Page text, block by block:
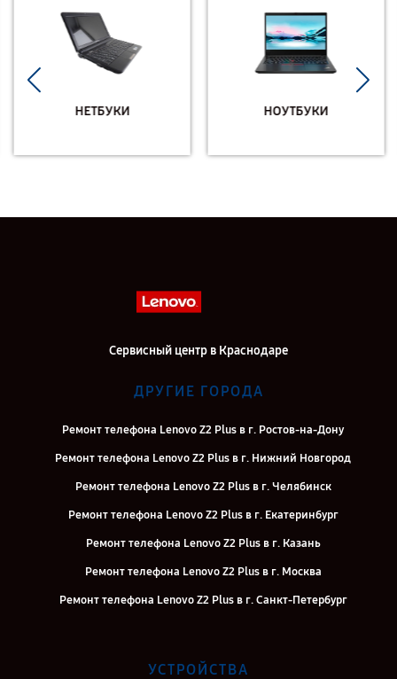
НЕТБУКИ НОУТБУКИ
Сервисный центр в Краснодаре
ДРУГИЕ ГОРОДА
Ремонт телефона Lenovo Z2 Plus в г. Ростов-на-Дону
Ремонт телефона Lenovo Z2 Plus в г. Нижний Новгород
Ремонт телефона Lenovo Z2 Plus в г. Челябинск
Ремонт телефона Lenovo Z2 Plus в г. Екатеринбург
Ремонт телефона Lenovo Z2 Plus в г. Казань
Ремонт телефона Lenovo Z2 Plus в г. Москва
Ремонт телефона Lenovo Z2 Plus в г. Санкт-Петербург
УСТРОЙСТВА